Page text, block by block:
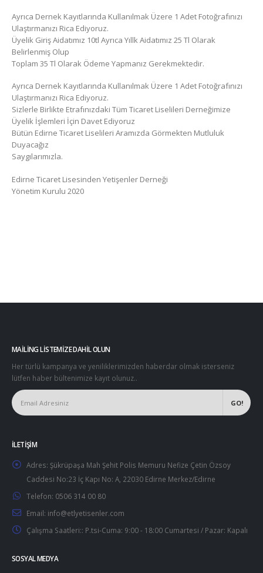
Ayrıca Dernek Kayıtlarında Kullanılmak Üzere 1 Adet Fotoğrafınızı
Ulaştırmanızı Rica Ediyoruz.
Üyelik Giriş Aidatımız 10tl Ayrıca Yıllk Aidatımız 25 Tl Olarak
Belirlenmiş Olup
Toplam 35 Tl Olarak Ödeme Yapmanız Gerekmektedir.
Ayrıca Dernek Kayıtlarında Kullanılmak Üzere 1 Adet Fotoğrafınızı
Ulaştırmanızı Rica Ediyoruz.
Sizlerle Birlikte Etrafınızdaki Tüm Ticaret Liselileri Derneğimize
Üyelik İşlemleri İçin Davet Ediyoruz
Bütün Edirne Ticaret Liselileri Aramızda Görmekten Mutluluk
Duyacağız
Saygılarımızla.
Edirne Ticaret Lisesinden Yetişenler Derneği
Yönetim Kurulu 2020
MAILING LISTEMIZE DAHIL OLUN
Her türlü kampanya ve yeniliklerimizden haberdar olmak isterseniz
lütfen haber bültenimize kayıt olunuz..
İLETIŞIM
Adres: Şükrüpaşa Mah Şehit Polis Memuru Nefize Çetin Özsoy
Caddesi No:23 İç Kapı No: A, 22030 Edirne Merkez/Edirne
Telefon: 0506 314 00 80
Email: info@etlyetisenler.com
Çalışma Saatleri:: P.tsi-Cuma: 9:00 - 18:00 Cumartesi / Pazar: Kapalı
SOSYAL MEDYA